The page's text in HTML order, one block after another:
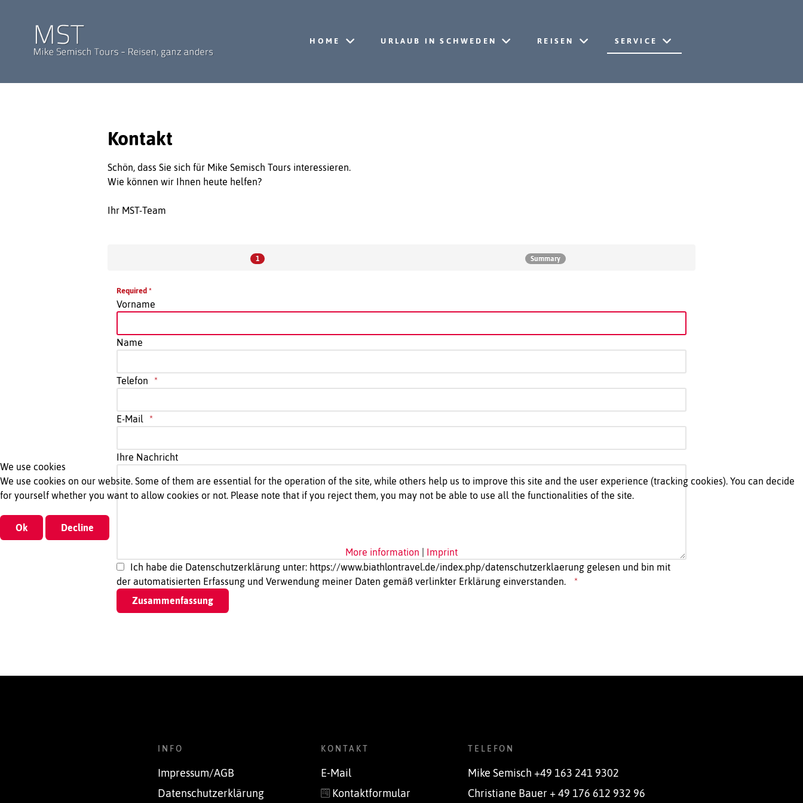
HOME URLAUB IN SCHWEDEN REISEN SERVICE
Kontakt
Schön, dass Sie sich für Mike Semisch Tours interessieren.
Wie können wir Ihnen heute helfen?
Ihr MST-Team
1 Summary
Required *
Vorname
Name
Telefon
E-Mail
Ihre Nachricht
Ich habe die Datenschutzerklärung unter: https://www.biathlontravel.de/index.php/datenschutzerklaerung gelesen und bin mit
der automatisierten Erfassung und Verwendung meiner Daten gemäß verlinkter Erklärung einverstanden.
INFO
Impressum/AGB
Datenschutzerklärung
KONTAKT
E-Mail
Kontaktformular
TELEFON
Mike Semisch +49 163 241 9302
Christiane Bauer + 49 176 612 932 96
We use cookies
We use cookies on our website. Some of them are essential for the operation of the site, while others help us to improve this site and the user experience (tracking cookies). You can decide
for yourself whether you want to allow cookies or not. Please note that if you reject them, you may not be able to use all the functionalities of the site.
Ok Decline
More information Imprint